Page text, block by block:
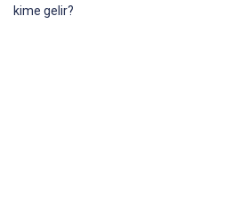
kime gelir?